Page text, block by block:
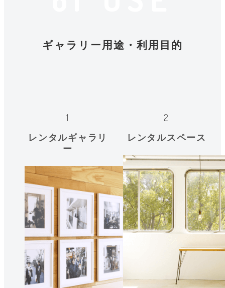
ギャラリー用途・利用目的
レンタルギャラリ
ー
レンタルスペース